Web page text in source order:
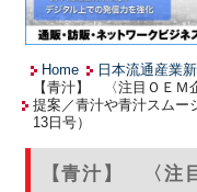
Home 日本流通産業
【青汁】 〈注目ＯＥ
提案／青汁や青汁スムー
13日号）
【青汁】 〈注